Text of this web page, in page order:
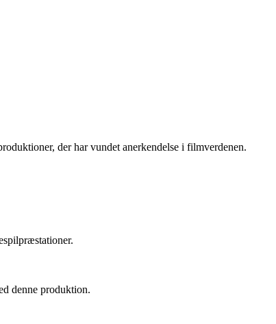
der har vundet anerkendelse i filmverdenen.
denne produktion.